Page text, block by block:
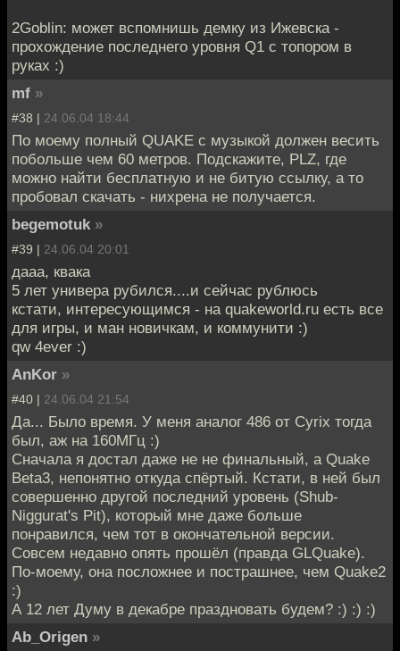
2Goblin: может вспомнишь демку из Ижевска -
прохождение последнего уровня Q1 с топором в
руках :)
mf »
#38 | 24.06.04 18:44
По моему полный QUAKE с музыкой должен весить
побольше чем 60 метров. Подскажите, PLZ, где
можно найти бесплатную и не битую ссылку, а то
пробовал скачать - нихрена не получается.
begemotuk »
#39 | 24.06.04 20:01
дааа, квака
5 лет универа рубился....и сейчас рублюсь
кстати, интересующимся - на quakeworld.ru есть все
для игры, и ман новичкам, и коммунити :)
qw 4ever :)
AnKor »
#40 | 24.06.04 21:54
Да... Было время. У меня аналог 486 от Cyrix тогда
был, аж на 160МГц :)
Сначала я достал даже не не финальный, а Quake
Beta3, непонятно откуда спёртый. Кстати, в ней был
совершенно другой последний уровень (Shub-
Niggurat's Pit), который мне даже больше
понравился, чем тот в окончательной версии.
Совсем недавно опять прошёл (правда GLQuake).
По-моему, она посложнее и пострашнее, чем Quake2
:)
А 12 лет Думу в декабре праздновать будем? :) :) :)
Ab_Origen »